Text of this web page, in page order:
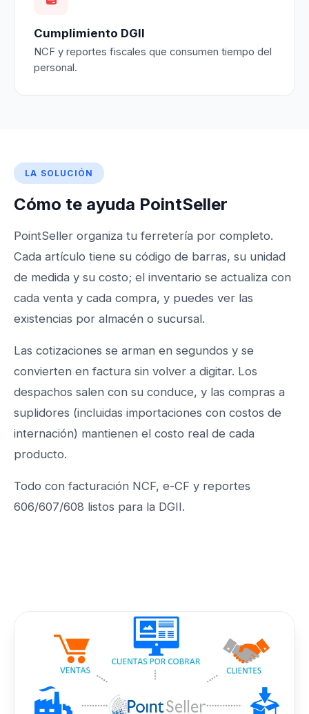
Cumplimiento DGII
NCF y reportes fiscales que consumen tiempo del
personal.
LA SOLUCIÓN
Cómo te ayuda PointSeller
PointSeller organiza tu ferretería por completo.
Cada artículo tiene su código de barras, su unidad
de medida y su costo; el inventario se actualiza con
cada venta y cada compra, y puedes ver las
existencias por almacén o sucursal.
Las cotizaciones se arman en segundos y se
convierten en factura sin volver a digitar. Los
despachos salen con su conduce, y las compras a
suplidores (incluidas importaciones con costos de
internación) mantienen el costo real de cada
producto.
Todo con facturación NCF, e-CF y reportes
606/607/608 listos para la DGII.